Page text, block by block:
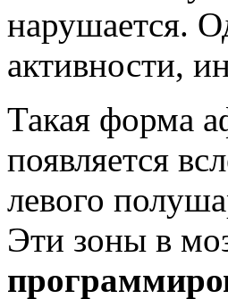
нарушается.
активности,
Такая форма
появляется
левого
Эти зоны в